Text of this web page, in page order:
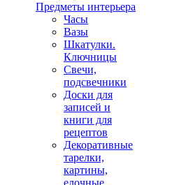
Предметы интерьера
Часы
Вазы
Шкатулки.
Ключницы
Свечи,
подсвечники
Доски для
записей и
книги для
рецептов
Декоративные
тарелки,
картины,
елочные